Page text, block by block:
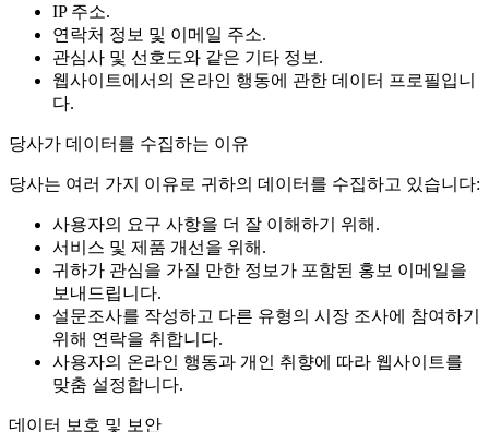
IP 주소.
연락처 정보 및 이메일 주소.
관심사 및 선호도와 같은 기타 정보.
웹사이트에서의 온라인 행동에 관한 데이터 프로필입니
다.
당사가 데이터를 수집하는 이유
당사는 여러 가지 이유로 귀하의 데이터를 수집하고 있습니다:
사용자의 요구 사항을 더 잘 이해하기 위해.
서비스 및 제품 개선을 위해.
귀하가 관심을 가질 만한 정보가 포함된 홍보 이메일을
보내드립니다.
설문조사를 작성하고 다른 유형의 시장 조사에 참여하기
위해 연락을 취합니다.
사용자의 온라인 행동과 개인 취향에 따라 웹사이트를
맞춤 설정합니다.
데이터 보호 및 보안